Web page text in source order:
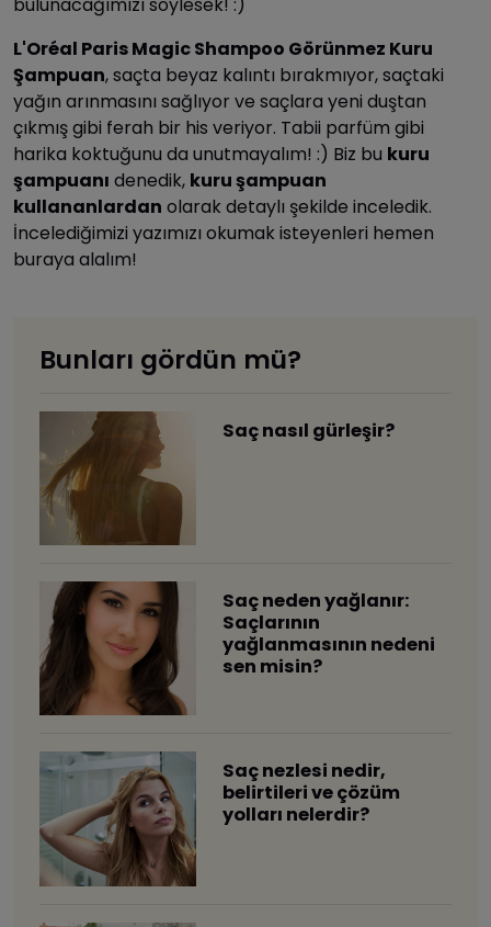
bulunacağımızı söylesek! :)
L'Oréal Paris Magic Shampoo Görünmez Kuru
Şampuan, saçta beyaz kalıntı bırakmıyor, saçtaki
yağın arınmasını sağlıyor ve saçlara yeni duştan
çıkmış gibi ferah bir his veriyor. Tabii parfüm gibi
harika koktuğunu da unutmayalım! :) Biz bu kuru
şampuanı denedik, kuru şampuan
kullananlardan olarak detaylı şekilde inceledik.
İncelediğimizi yazımızı okumak isteyenleri hemen
buraya alalım!
Bunları gördün mü?
Saç nasıl gürleşir?
Saç neden yağlanır:
Saçlarının
yağlanmasının nedeni
sen misin?
Saç nezlesi nedir,
belirtileri ve çözüm
yolları nelerdir?